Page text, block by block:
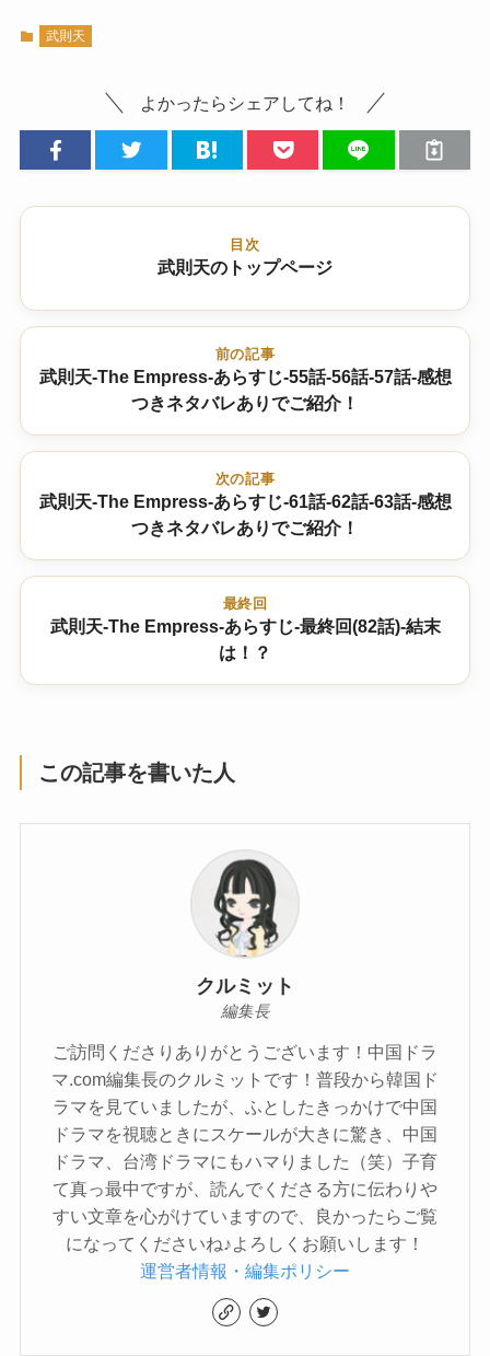
武則天
よかったらシェアしてね！
目次
武則天のトップページ
前の記事
武則天-The Empress-あらすじ-55話-56話-57話-感想
つきネタバレありでご紹介！
次の記事
武則天-The Empress-あらすじ-61話-62話-63話-感想
つきネタバレありでご紹介！
最終回
武則天-The Empress-あらすじ-最終回(82話)-結末
は！？
この記事を書いた人
クルミット
編集長
ご訪問くださりありがとうございます！中国ドラ
マ.com編集長のクルミットです！普段から韓国ド
ラマを見ていましたが、ふとしたきっかけで中国
ドラマを視聴ときにスケールが大きに驚き、中国
ドラマ、台湾ドラマにもハマりました（笑）子育
て真っ最中ですが、読んでくださる方に伝わりや
すい文章を心がけていますので、良かったらご覧
になってくださいね♪よろしくお願いします！
運営者情報・編集ポリシー